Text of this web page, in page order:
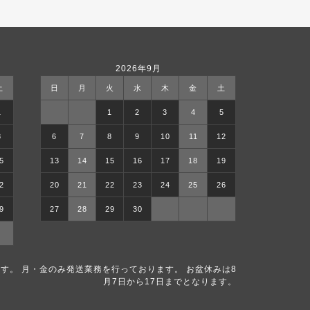
2026年9月
日 月 火 水 木 金 土
1 2 3 4 5
6 7 8 9 10 11 12
13 14 15 16 17 18 19
20 21 22 23 24 25 26
27 28 29 30
。 月・金のみ発送業務を行っております。 お盆休みは8
月7日から17日までとなります。